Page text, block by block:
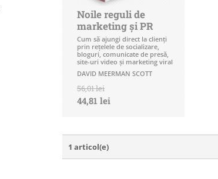
Noile reguli de
marketing şi PR
Cum să ajungi direct la clienţi
prin reţelele de socializare,
bloguri, comunicate de presă,
site-uri video şi marketing viral
DAVID MEERMAN SCOTT
56,01 lei
44,81 lei
1 articol(e)